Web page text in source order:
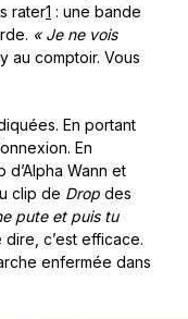
rater1 : une bande
« Je ne vois
au comptoir. Vous
En portant
En
d’Alpha Wann et
clip de Drop des
pute et puis tu
dire, c’est efficace.
enfermée dans